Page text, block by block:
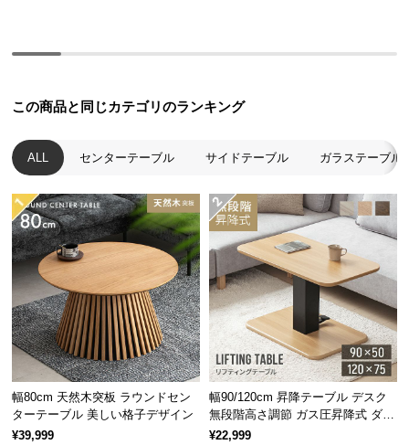
に
て
保
に
つ
い
て
会
員
規
約
に
つ
い
空間を広々と演出するローテーブル。ソファとフロアどちらに座って
約90cm
この商品と同じカテゴリのランキング
ALL センターテーブル サイドテーブル ガラステーブル
幅80cm 天然木突板 ラウンドセン
ターテーブル 美しい格子デザイン
¥39,999
幅90/120cm 昇降テーブル デスク
無段階高さ調節 ガス圧昇降式 ダイ
ニング 高さ55~70cm
¥22,999